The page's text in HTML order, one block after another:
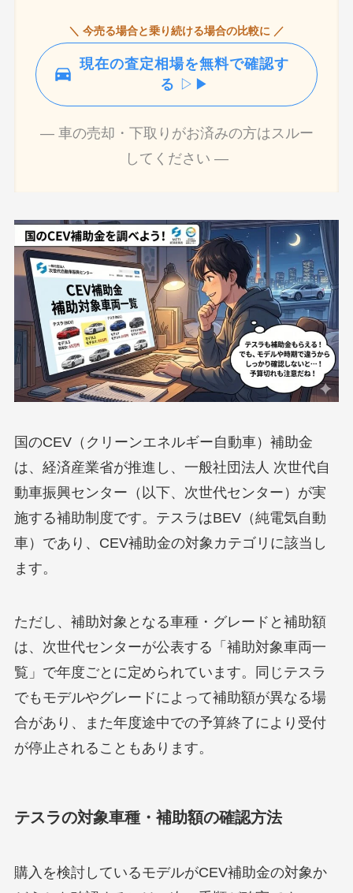
＼ 今売る場合と乗り続ける場合の比較に ／
現在の査定相場を無料で確認す
る ▷▶
― 車の売却・下取りがお済みの方はスルー
してください ―
国のCEV（クリーンエネルギー自動車）補助金
は、経済産業省が推進し、一般社団法人 次世代自
動車振興センター（以下、次世代センター）が実
施する補助制度です。テスラはBEV（純電気自動
車）であり、CEV補助金の対象カテゴリに該当し
ます。
ただし、補助対象となる車種・グレードと補助額
は、次世代センターが公表する「補助対象車両一
覧」で年度ごとに定められています。同じテスラ
でもモデルやグレードによって補助額が異なる場
合があり、また年度途中での予算終了により受付
が停止されることもあります。
テスラの対象車種・補助額の確認方法
購入を検討しているモデルがCEV補助金の対象か